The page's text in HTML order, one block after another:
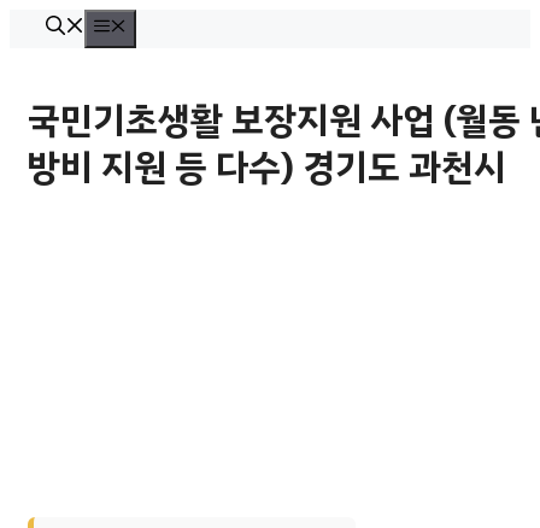
뉴
국민기초생활 보장지원 사업 (월동
방비 지원 등 다수) 경기도 과천시